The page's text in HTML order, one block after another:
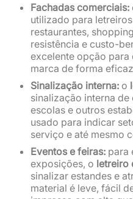
Fachadas comerciais:
utilizado para
restaurantes,
resistência e custo-
excelente opção para
marca de forma
Sinalização interna: o
sinalização interna de
escolas e outros
usado para indicar
serviço e até mesmo
Eventos e feiras: para
exposições, o letreiro
sinalizar estandes e
material é leve, fácil